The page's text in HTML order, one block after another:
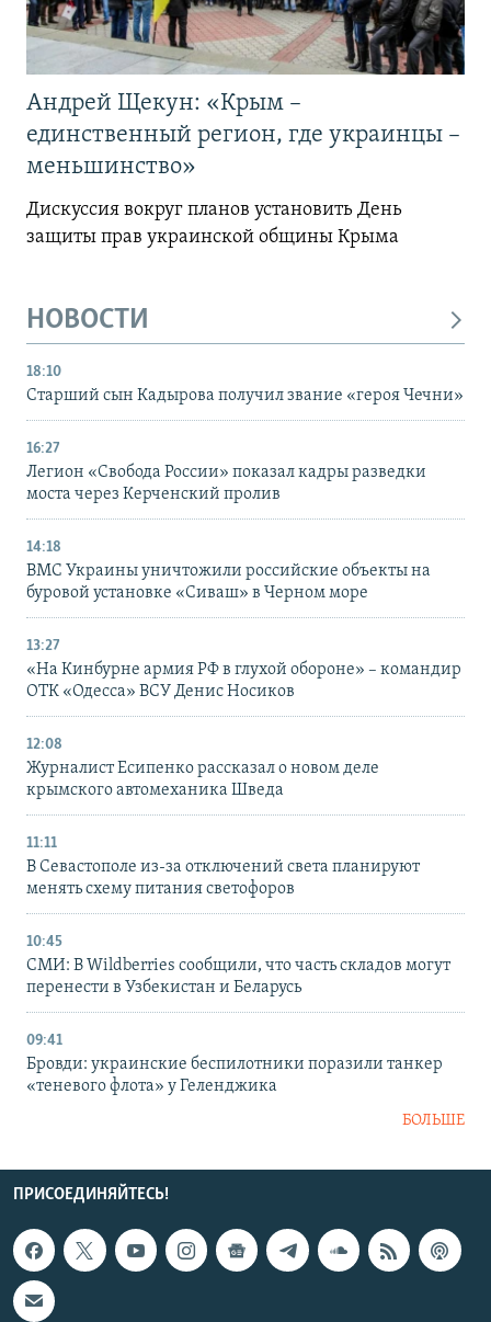
Андрей Щекун: «Крым –
единственный регион, где украинцы –
меньшинство»
Дискуссия вокруг планов установить День
защиты прав украинской общины Крыма
НОВОСТИ
18:10
Старший сын Кадырова получил звание «героя Чечни»
16:27
Легион «Свобода России» показал кадры разведки
моста через Керченский пролив
14:18
ВМС Украины уничтожили российские объекты на
буровой установке «Сиваш» в Черном море
13:27
«На Кинбурне армия РФ в глухой обороне» – командир
ОТК «Одесса» ВСУ Денис Носиков
12:08
Журналист Есипенко рассказал о новом деле
крымского автомеханика Шведа
11:11
В Севастополе из-за отключений света планируют
менять схему питания светофоров
10:45
СМИ: В Wildberries сообщили, что часть складов могут
перенести в Узбекистан и Беларусь
09:41
Бровди: украинские беспилотники поразили танкер
«теневого флота» у Геленджика
БОЛЬШЕ
ПРИСОЕДИНЯЙТЕСЬ!